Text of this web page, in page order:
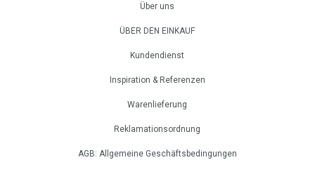
Über uns
ÜBER DEN EINKAUF
Kundendienst
Inspiration & Referenzen
Warenlieferung
Reklamationsordnung
AGB: Allgemeine Geschäftsbedingungen